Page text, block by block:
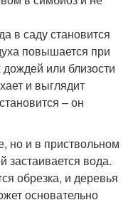
в саду становится
повышается при
или близости
и выглядит
– он
но и в приствольном
застаивается вода.
обрезка, и деревья
основательно